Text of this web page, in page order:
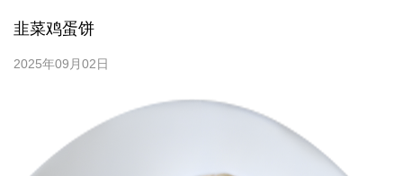
韭菜鸡蛋饼
2025年09月02日